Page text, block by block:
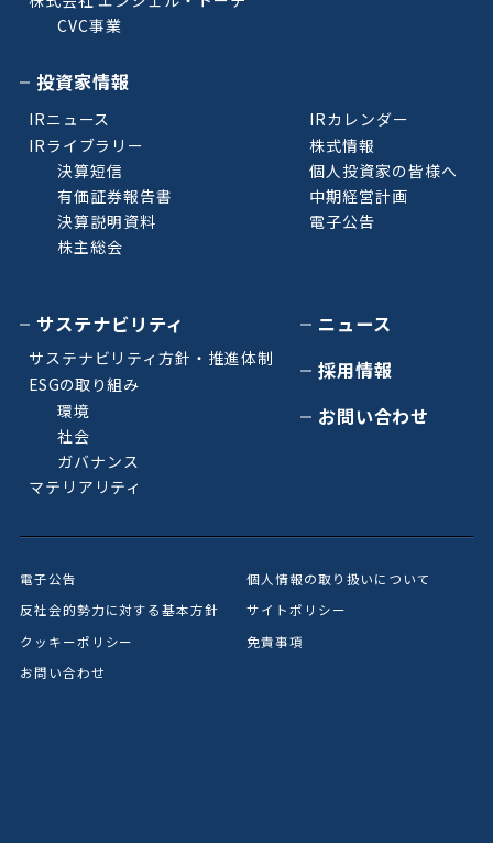
CVC事業
投資家情報
IRニュース
IRライブラリー
決算短信
有価証券報告書
決算説明資料
株主総会
IRカレンダー
株式情報
個人投資家の皆様へ
中期経営計画
電子公告
サステナビリティ
サステナビリティ方針・推進体制
ESGの取り組み
環境
社会
ガバナンス
マテリアリティ
ニュース
採用情報
お問い合わせ
電子公告
個人情報の取り扱いについて
反社会的勢力に対する基本方針
サイトポリシー
クッキーポリシー
免責事項
お問い合わせ